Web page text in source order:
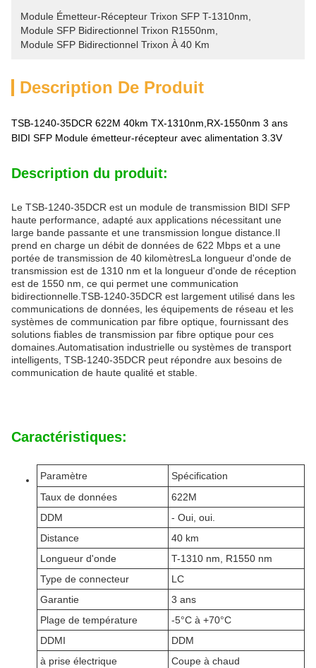
Module Émetteur-Récepteur Trixon SFP T-1310nm
Module SFP Bidirectionnel Trixon R1550nm
Module SFP Bidirectionnel Trixon À 40 Km
Description De Produit
TSB-1240-35DCR 622M 40km TX-1310nm,RX-1550nm 3 ans
BIDI SFP Module émetteur-récepteur avec alimentation 3.3V
Description du produit:
Le TSB-1240-35DCR est un module de transmission BIDI SFP
haute performance, adapté aux applications nécessitant une
large bande passante et une transmission longue distance.Il
prend en charge un débit de données de 622 Mbps et a une
portée de transmission de 40 kilomètresLa longueur d'onde de
transmission est de 1310 nm et la longueur d'onde de réception
est de 1550 nm, ce qui permet une communication
bidirectionnelle.TSB-1240-35DCR est largement utilisé dans les
communications de données, les équipements de réseau et les
systèmes de communication par fibre optique, fournissant des
solutions fiables de transmission par fibre optique pour ces
domaines.Automatisation industrielle ou systèmes de transport
intelligents, TSB-1240-35DCR peut répondre aux besoins de
communication de haute qualité et stable.
Caractéristiques:
Paramètre
Spécification
Taux de données
622M
DDM
- Oui, oui.
Distance
40 km
Longueur d'onde
T-1310 nm, R1550 nm
Type de connecteur
LC
Garantie
3 ans
Plage de température
-5°C à +70°C
DDMI
DDM
à prise électrique
Coupe à chaud